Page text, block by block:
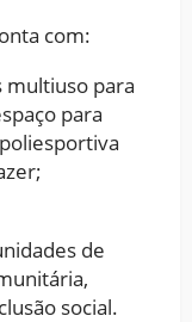
com:
multiuso para
para
de
social.